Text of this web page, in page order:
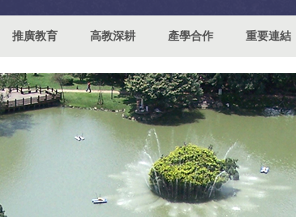
推廣教育 高教深耕 產學合作 重要連結